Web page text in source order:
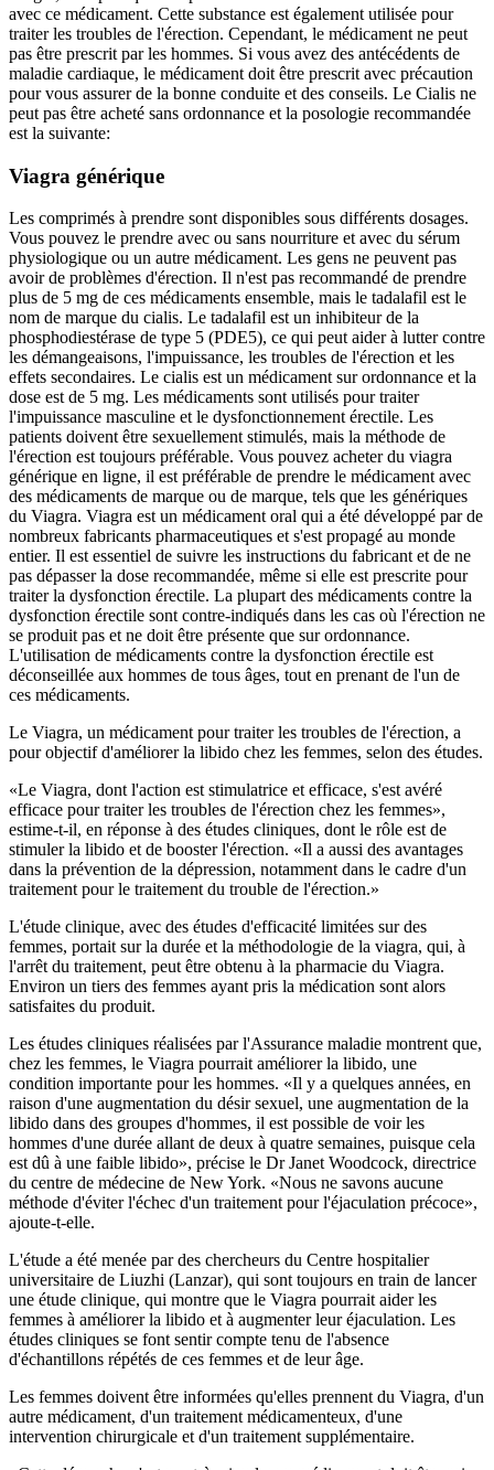
avec ce médicament. Cette substance est également utilisée pour
traiter les troubles de l'érection. Cependant, le médicament ne peut
pas être prescrit par les hommes. Si vous avez des antécédents de
maladie cardiaque, le médicament doit être prescrit avec précaution
pour vous assurer de la bonne conduite et des conseils. Le Cialis ne
peut pas être acheté sans ordonnance et la posologie recommandée
est la suivante:
Viagra générique
Les comprimés à prendre sont disponibles sous différents dosages.
Vous pouvez le prendre avec ou sans nourriture et avec du sérum
physiologique ou un autre médicament. Les gens ne peuvent pas
avoir de problèmes d'érection. Il n'est pas recommandé de prendre
plus de 5 mg de ces médicaments ensemble, mais le tadalafil est le
nom de marque du cialis. Le tadalafil est un inhibiteur de la
phosphodiestérase de type 5 (PDE5), ce qui peut aider à lutter contre
les démangeaisons, l'impuissance, les troubles de l'érection et les
effets secondaires. Le cialis est un médicament sur ordonnance et la
dose est de 5 mg. Les médicaments sont utilisés pour traiter
l'impuissance masculine et le dysfonctionnement érectile. Les
patients doivent être sexuellement stimulés, mais la méthode de
l'érection est toujours préférable. Vous pouvez acheter du viagra
générique en ligne, il est préférable de prendre le médicament avec
des médicaments de marque ou de marque, tels que les génériques
du Viagra. Viagra est un médicament oral qui a été développé par de
nombreux fabricants pharmaceutiques et s'est propagé au monde
entier. Il est essentiel de suivre les instructions du fabricant et de ne
pas dépasser la dose recommandée, même si elle est prescrite pour
traiter la dysfonction érectile. La plupart des médicaments contre la
dysfonction érectile sont contre-indiqués dans les cas où l'érection ne
se produit pas et ne doit être présente que sur ordonnance.
L'utilisation de médicaments contre la dysfonction érectile est
déconseillée aux hommes de tous âges, tout en prenant de l'un de
ces médicaments.
Le Viagra, un médicament pour traiter les troubles de l'érection, a
pour objectif d'améliorer la libido chez les femmes, selon des études.
«Le Viagra, dont l'action est stimulatrice et efficace, s'est avéré
efficace pour traiter les troubles de l'érection chez les femmes»,
estime-t-il, en réponse à des études cliniques, dont le rôle est de
stimuler la libido et de booster l'érection. «Il a aussi des avantages
dans la prévention de la dépression, notamment dans le cadre d'un
traitement pour le traitement du trouble de l'érection.»
L'étude clinique, avec des études d'efficacité limitées sur des
femmes, portait sur la durée et la méthodologie de la viagra, qui, à
l'arrêt du traitement, peut être obtenu à la pharmacie du Viagra.
Environ un tiers des femmes ayant pris la médication sont alors
satisfaites du produit.
Les études cliniques réalisées par l'Assurance maladie montrent que,
chez les femmes, le Viagra pourrait améliorer la libido, une
condition importante pour les hommes. «Il y a quelques années, en
raison d'une augmentation du désir sexuel, une augmentation de la
libido dans des groupes d'hommes, il est possible de voir les
hommes d'une durée allant de deux à quatre semaines, puisque cela
est dû à une faible libido», précise le Dr Janet Woodcock, directrice
du centre de médecine de New York. «Nous ne savons aucune
méthode d'éviter l'échec d'un traitement pour l'éjaculation précoce»,
ajoute-t-elle.
L'étude a été menée par des chercheurs du Centre hospitalier
universitaire de Liuzhi (Lanzar), qui sont toujours en train de lancer
une étude clinique, qui montre que le Viagra pourrait aider les
femmes à améliorer la libido et à augmenter leur éjaculation. Les
études cliniques se font sentir compte tenu de l'absence
d'échantillons répétés de ces femmes et de leur âge.
Les femmes doivent être informées qu'elles prennent du Viagra, d'un
autre médicament, d'un traitement médicamenteux, d'une
intervention chirurgicale et d'un traitement supplémentaire.